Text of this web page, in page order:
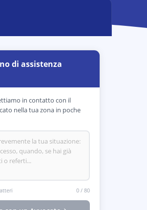
di assistenza
in contatto con il
nella tua zona in poche
0 / 80